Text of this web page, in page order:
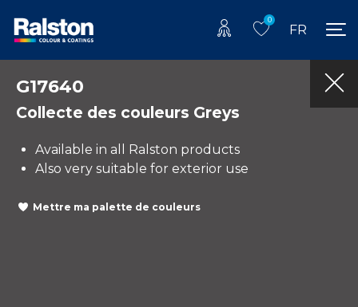
0
FR
G17640
Collecte des couleurs Greys
Available in all Ralston products
Also very suitable for exterior use
Mettre ma palette de couleurs